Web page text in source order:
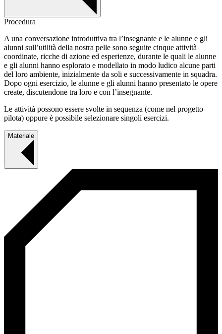
Procedura
A una conversazione introduttiva tra l’insegnante e le alunne e gli
alunni sull’utilità della nostra pelle sono seguite cinque attività
coordinate, ricche di azione ed esperienze, durante le quali le alunne
e gli alunni hanno esplorato e modellato in modo ludico alcune parti
del loro ambiente, inizialmente da soli e successivamente in squadra.
Dopo ogni esercizio, le alunne e gli alunni hanno presentato le opere
create, discutendone tra loro e con l’insegnante.
Le attività possono essere svolte in sequenza (come nel progetto
pilota) oppure è possibile selezionare singoli esercizi.
Materiale